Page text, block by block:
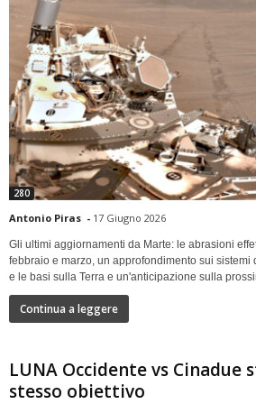
280
Antonio Piras - 17 Giugno 2026
Gli ultimi aggiornamenti da Marte: le abrasioni
febbraio e marzo, un approfondimento sui sistemi
e le basi sulla Terra e un'anticipazione sulla
Continua a leggere
LUNA Occidente vs Cinadue
stesso obiettivo